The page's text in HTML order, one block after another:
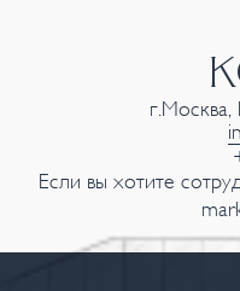
Если вы хотите